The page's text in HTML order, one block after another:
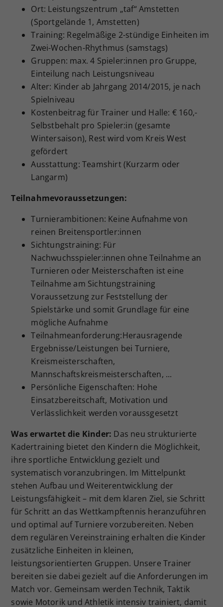
Ort: Leistungszentrum „taf“ Amstetten
(Sportgelände 1, Amstetten)
Training: Regelmäßige 2-stündige Einheiten im
Zwei-Wochen-Rhythmus (samstags)
Gruppen: max. 4 Spieler:innen pro Gruppe,
Einteilung nach Leistungsniveau
Alter: Kinder ab Jahrgang 2014/2015, je nach
Spielniveau
Kostenbeitrag für Trainer und Halle: € 160,-
Selbstbehalt pro Spieler:in (gesamte
Wintersaison), Rest wird vom Kreis West
gefördert
Ausstattung: Teamshirt (Kurzarm oder
Langarm)
Teilnahmevoraussetzungen:
Turnierambitionen: Keine Aufnahme von
reinen Breitensportler:innen
Sichtungstraining: Für
Nachwuchsspieler:innen ohne Teilnahme an
Turnieren oder Meisterschaften ist eine
Teilnahme am Sichtungstraining
Voraussetzung zur Feststellung der
Spielstärke und somit Grundlage für eine
mögliche Aufnahme
Teilnahmeanforderung:Herausragende
Ergebnisse/Leistungen bei Turniere,
Kreismeisterschaften,
Mannschaftskreismeisterschaften, ...
Persönliche Eigenschaften: Hohe
Einsatzbereitschaft, Motivation und
Verlässlichkeit werden voraussgesetzt
Was erwartet die Kinder: Das neu strukturierte
Kadertraining bietet den Kindern die Möglichkeit,
ihre sportliche Entwicklung gezielt und
systematisch voranzubringen. Im Mittelpunkt
stehen Aufbau und Weiterentwicklung der
Leistungsfähigkeit – mit dem klaren Ziel, sie Schritt
für Schritt an das Wettkampftennis heranzuführen
und optimal auf Turniere vorzubereiten. Neben
dem regulären Vereinstraining erhalten die Kinder
zusätzliche Einheiten in kleinen,
leistungsorientierten Gruppen. Unsere Trainer
bereiten sie dabei gezielt auf die Anforderungen im
Match vor. Gemeinsam werden Technik, Taktik
sowie Motorik und Athletik intensiv trainiert, damit